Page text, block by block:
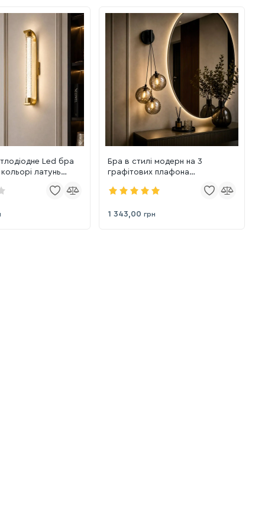
Led бра
латунь
Бра в стилі модерн на 3
графітових плафона
1 343,00 грн